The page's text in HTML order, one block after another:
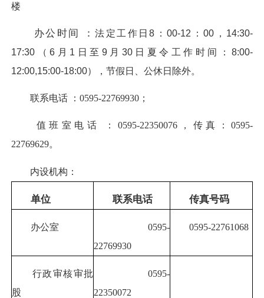
楼
办公时间 ：法定工作日8：00-12：00，14:30-
17:30（6月1日至9月30日夏令工作时间：8:00-
12:00,15:00-18:00），节假日、公休日除外。
联系电话 ：0595-22769930；
值班室电话 ：0595-22350076，传真：0595-
22769629。
内设机构：
单位 联系电话 传真号码
办公室
0595-
22769930
0595-22761068
行政审核审批
股
0595-
22350072